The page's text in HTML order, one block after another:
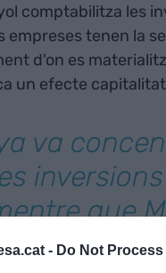
- Do Not
comptabilitza les
empreses tenen la
d'on es
un efecte
va
que
un 53%